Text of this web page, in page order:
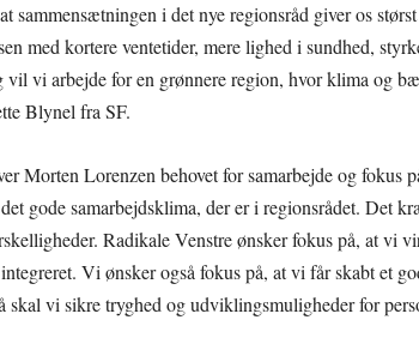
sammensætningen i det nye regionsråd giver os
med kortere ventetider, mere lighed i sundhed,
vil vi arbejde for en grønnere region, hvor klima og
Blynel fra SF.
Morten Lorenzen behovet for samarbejde og fokus
gode samarbejdsklima, der er i regionsrådet. Det
Radikale Venstre ønsker fokus på, at vi
Vi ønsker også fokus på, at vi får skabt et
skal vi sikre tryghed og udviklingsmuligheder for